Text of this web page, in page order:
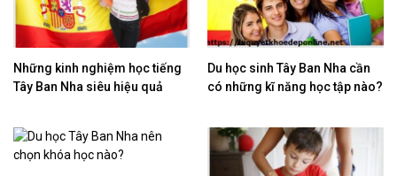
Những kinh nghiệm học tiếng
Tây Ban Nha siêu hiệu quả
Du học sinh Tây Ban Nha cần
có những kĩ năng học tập nào?